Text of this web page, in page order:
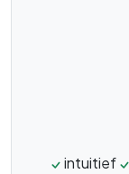
intuitief